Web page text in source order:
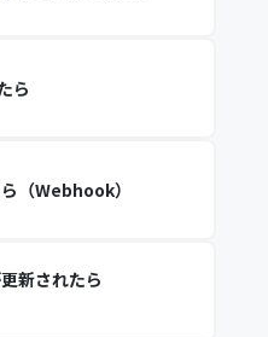
ら
（Webhook）
新されたら